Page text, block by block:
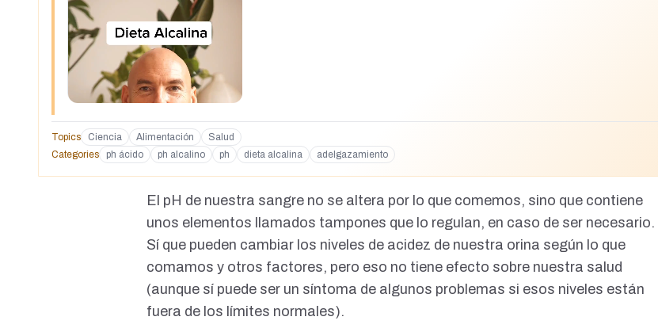
Topics Ciencia Alimentación Salud
Categories
ph ácido ph alcalino ph dieta alcalina adelgazamiento
El pH de nuestra sangre no se altera por lo que comemos, sino que contiene
unos elementos llamados tampones que lo regulan, en caso de ser necesario.
Sí que pueden cambiar los niveles de acidez de nuestra orina según lo que
comamos y otros factores, pero eso no tiene efecto sobre nuestra salud
(aunque sí puede ser un síntoma de algunos problemas si esos niveles están
fuera de los límites normales).